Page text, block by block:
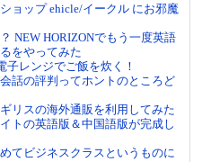
ョップ ehicle/イークル にお邪魔
NEW HORIZONでもう一度英語
をやってみた
子レンジでご飯を炊く！
話の評判ってホントのところど
リスの海外通販を利用してみた
トの英語版＆中国語版が完成し
てビジネスクラスというものに